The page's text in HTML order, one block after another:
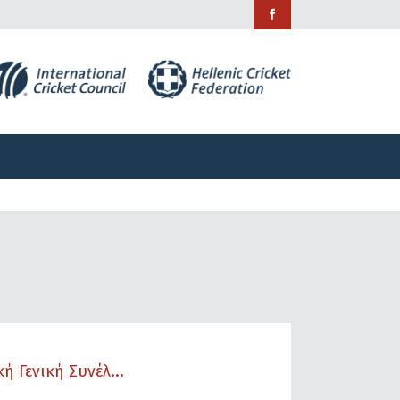
Γενική Συνέλ...